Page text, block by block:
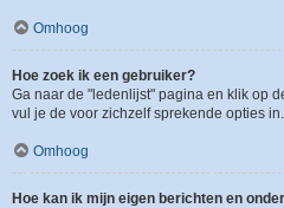
Omhoog
Hoe zoek ik een gebruiker?
Ga naar de "ledenlijst" pagina en klik op
vul je de voor zichzelf sprekende opties in.
Omhoog
Hoe kan ik mijn eigen berichten en